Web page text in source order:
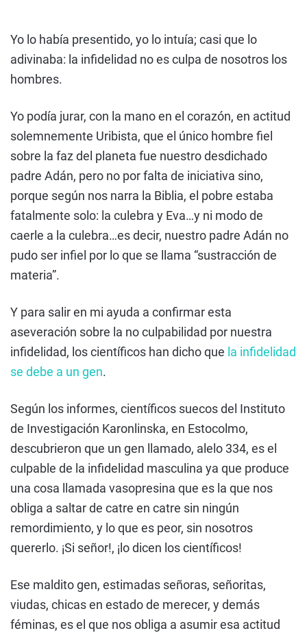
Yo lo había presentido, yo lo intuía; casi que lo
adivinaba: la infidelidad no es culpa de nosotros los
hombres.
Yo podía jurar, con la mano en el corazón, en actitud
solemnemente Uribista, que el único hombre fiel
sobre la faz del planeta fue nuestro desdichado
padre Adán, pero no por falta de iniciativa sino,
porque según nos narra la Biblia, el pobre estaba
fatalmente solo: la culebra y Eva…y ni modo de
caerle a la culebra…es decir, nuestro padre Adán no
pudo ser infiel por lo que se llama “sustracción de
materia”.
Y para salir en mi ayuda a confirmar esta
aseveración sobre la no culpabilidad por nuestra
infidelidad, los científicos han dicho que la infidelidad
se debe a un gen.
Según los informes, científicos suecos del Instituto
de Investigación Karonlinska, en Estocolmo,
descubrieron que un gen llamado, alelo 334, es el
culpable de la infidelidad masculina ya que produce
una cosa llamada vasopresina que es la que nos
obliga a saltar de catre en catre sin ningún
remordimiento, y lo que es peor, sin nosotros
quererlo. ¡Si señor!, ¡lo dicen los científicos!
Ese maldito gen, estimadas señoras, señoritas,
viudas, chicas en estado de merecer, y demás
féminas, es el que nos obliga a asumir esa actitud